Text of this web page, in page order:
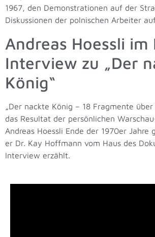
1967, den Demonstrationen auf der
Diskussionen der polnischen Arbeiter
Andreas Hoessli im
Interview zu „Der
König“
„Der nackte König – 18 Fragmente über
das Resultat der persönlichen
Andreas Hoessli Ende der 1970er Jahre
er Dr. Kay Hoffmann vom Haus des
Interview erzählt.